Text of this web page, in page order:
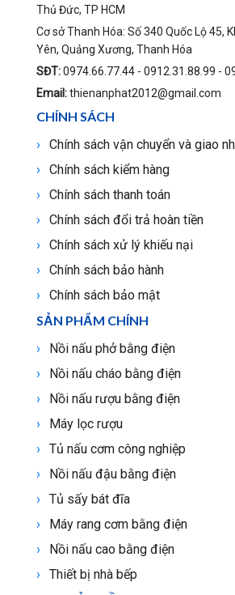
Thủ Đức, TP HCM
Cơ sở Thanh Hóa: Số 340 Quốc Lộ 45,
Yên, Quảng Xương, Thanh Hóa
SĐT:0974.66.77.44 - 0912.31.88.99 -
Email:thienanphat2012@gmail.com
CHÍNH SÁCH
Chính sách vận chuyển và giao
Chính sách kiểm hàng
Chính sách thanh toán
Chính sách đổi trả hoàn tiền
Chính sách xử lý khiếu nại
Chính sách bảo hành
Chính sách bảo mật
SẢN PHẨM CHÍNH
Nồi nấu phở bằng điện
Nồi nấu cháo bằng điện
Nồi nấu rượu bằng điện
Máy lọc rượu
Tủ nấu cơm công nghiệp
Nồi nấu đậu bằng điện
Tủ sấy bát đĩa
Máy rang cơm bằng điện
Nồi nấu cao bằng điện
Thiết bị nhà bếp